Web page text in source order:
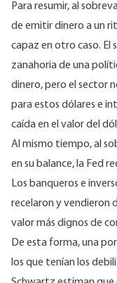
Para resumir, al
de emitir dinero a un
capaz en otro caso. El
zanahoria de una
dinero, pero el sector
para estos dólares e
caída en el valor del
Al mismo tiempo, al
en su balance, la Fed
Los banqueros e
recelaron y vendieron
valor más dignos de
De esta forma, una
los que tenían los